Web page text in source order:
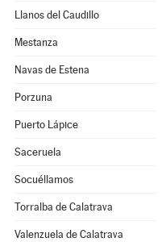
Llanos del Caudillo
Mestanza
Navas de Estena
Porzuna
Puerto Lápice
Saceruela
Socuéllamos
Torralba de Calatrava
Valenzuela de Calatrava